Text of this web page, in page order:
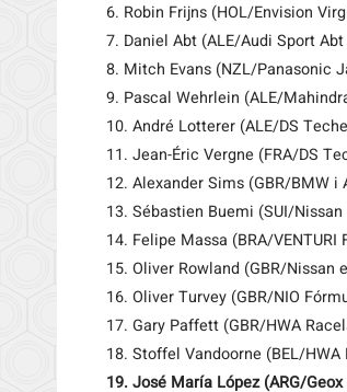
6. Robin Frijns (HOL/Envision
7. Daniel Abt (ALE/Audi Sport
8. Mitch Evans (NZL/Panasonic
9. Pascal Wehrlein (ALE/
10. André Lotterer (ALE/DS
11. Jean-Éric Vergne (FRA/DS
12. Alexander Sims (GBR/BMW
13. Sébastien Buemi (SUI/
14. Felipe Massa (BRA/
15. Oliver Rowland (GBR/Nissan
16. Oliver Turvey (GBR/NIO
17. Gary Paffett (GBR/HWA
18. Stoffel Vandoorne (BEL/
19. José María López (ARG/